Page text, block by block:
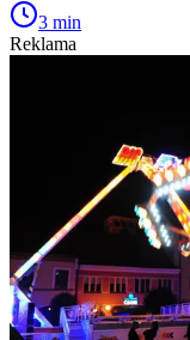
3 min
Reklama